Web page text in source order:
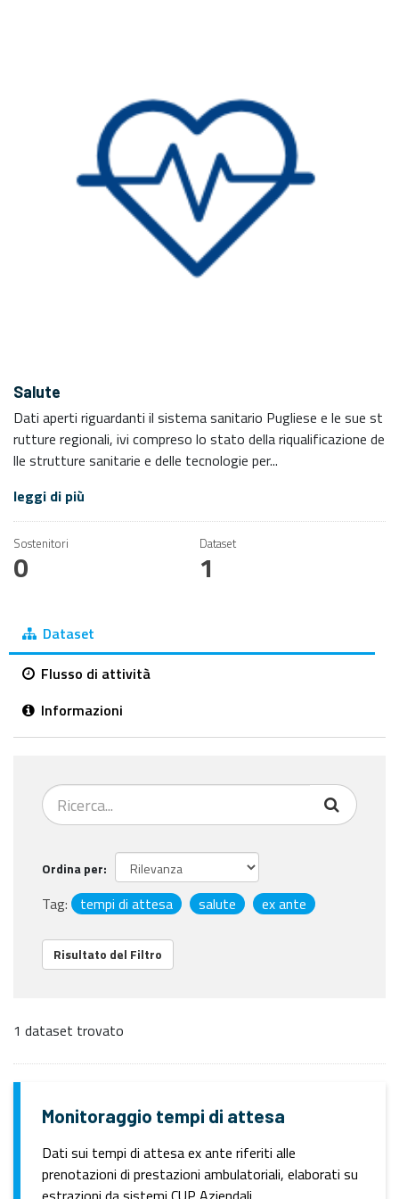
Salute
Dati aperti riguardanti il sistema sanitario Pugliese e le sue st
rutture regionali, ivi compreso lo stato della riqualificazione de
lle strutture sanitarie e delle tecnologie per...
leggi di più
Sostenitori
0
Dataset
1
Dataset
Flusso di attività
Informazioni
Ordina per
Tag: tempi di attesa salute ex ante
Risultato del Filtro
1 dataset trovato
Monitoraggio tempi di attesa
Dati sui tempi di attesa ex ante riferiti alle
prenotazioni di prestazioni ambulatoriali, elaborati su